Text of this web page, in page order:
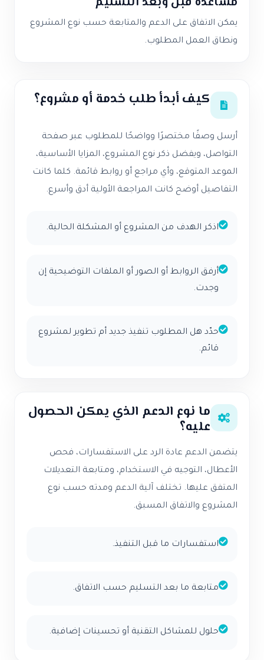
يمكن الاتفاق على الدعم والمتابعة حسب نوع المشروع
ونطاق العمل المطلوب.
كيف أبدأ طلب خدمة أو مشروع؟
أرسل وصفًا مختصرًا وواضحًا للمطلوب عبر صفحة
التواصل، ويفضل ذكر نوع المشروع، المزايا الأساسية،
الموعد المتوقع، وأي مراجع أو روابط قائمة. كلما كانت
التفاصيل أوضح كانت المراجعة الأولية أدق وأسرع.
اذكر الهدف من المشروع أو المشكلة الحالية.
أرفق الروابط أو الصور أو الملفات التوضيحية إن
وجدت.
حدّد هل المطلوب تنفيذ جديد أم تطوير لمشروع
قائم.
ما نوع الدعم الذي يمكن الحصول
عليه؟
يتضمن الدعم عادة الرد على الاستفسارات، فحص
الأعطال، التوجيه في الاستخدام، ومتابعة التعديلات
المتفق عليها. تختلف آلية الدعم ومدته حسب نوع
المشروع والاتفاق المسبق.
استفسارات ما قبل التنفيذ.
متابعة ما بعد التسليم حسب الاتفاق.
حلول للمشاكل التقنية أو تحسينات إضافية.